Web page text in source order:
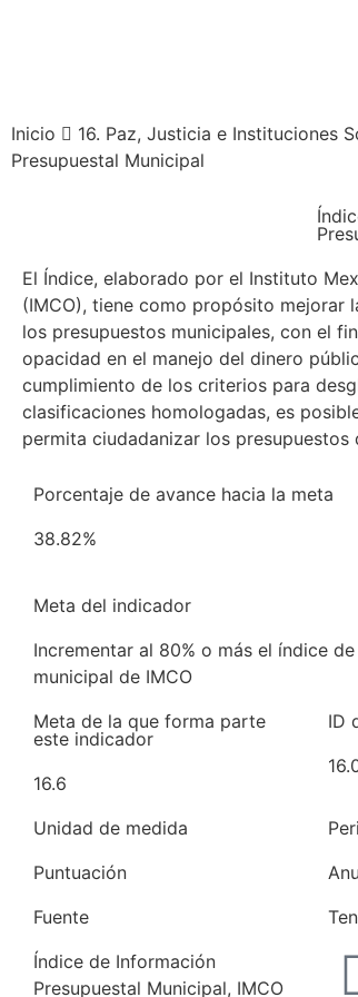
Inicio 16. Paz, Justicia e Instituciones
Presupuestal Municipal
El Índice, elaborado por el Instituto
(IMCO), tiene como propósito mejorar
los presupuestos municipales, con el
opacidad en el manejo del dinero
cumplimiento de los criterios para
clasificaciones homologadas, es
permita ciudadanizar los presupuestos
Porcentaje de avance hacia la meta
38.82%
Meta del indicador
Incrementar al 80% o más el índice
municipal de IMCO
Meta de la que forma parte
este indicador
16.6
ID
Unidad de medida
Puntuación
Fuente
Índice de Información
Presupuestal Municipal, IMCO